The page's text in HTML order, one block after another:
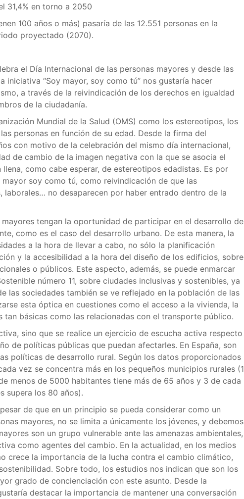
31,4% en torno a 2050
100 años o más) pasaría de las 12.551 personas en la
proyectado (2070).
el Día Internacional de las personas mayores y desde las
iniciativa “Soy mayor, soy como tú” nos gustaría hacer
a través de la reivindicación de los derechos en igualdad
de la ciudadanía.
Mundial de la Salud (OMS) como los estereotipos, los
personas en función de su edad. Desde la firma del
con motivo de la celebración del mismo día internacional,
de cambio de la imagen negativa con la que se asocia el
como cabe esperar, de estereotipos edadistas. Es por
soy como tú, como reivindicación de que las
laborales… no desaparecen por haber entrado dentro de la
tengan la oportunidad de participar en el desarrollo de
como es el caso del desarrollo urbano. De esta manera, la
a la hora de llevar a cabo, no sólo la planificación
y la accesibilidad a la hora del diseño de los edificios, sobre
o públicos. Este aspecto, además, se puede enmarcar
número 11, sobre ciudades inclusivas y sostenibles, ya
las sociedades también se ve reflejado en la población de las
esta óptica en cuestiones como el acceso a la vivienda, la
básicas como las relacionadas con el transporte público.
sino que se realice un ejercicio de escucha activa respecto
de políticas públicas que puedan afectarles. En España, son
políticas de desarrollo rural. Según los datos proporcionados
vez se concentra más en los pequeños municipios rurales (1
menos de 5000 habitantes tiene más de 65 años y 3 de cada
supera los 80 años).
de que en un principio se pueda considerar como un
mayores, no se limita a únicamente los jóvenes, y debemos
son un grupo vulnerable ante las amenazas ambientales,
como agentes del cambio. En la actualidad, en los medios
crece la importancia de la lucha contra el cambio climático,
Sobre todo, los estudios nos indican que son los
grado de concienciación con este asunto. Desde la
destacar la importancia de mantener una conversación